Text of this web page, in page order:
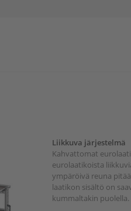
Liikkuva järjestelmä
Kahvattomat
eurolaatikoista
ympäröivä reuna
laatikon sisältö on
kummaltakin puolella.